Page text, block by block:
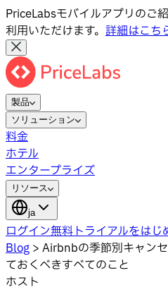
PriceLabsモバイルアプリのご
利用いただけます。 詳細はこち
製品
ソリューション
料金
ホテル
エンタープライズ
リソース
ja
ログイン無料トライアルをはじ
Blog > Airbnbの季節別キャン
ておくべきすべてのこと
ホスト